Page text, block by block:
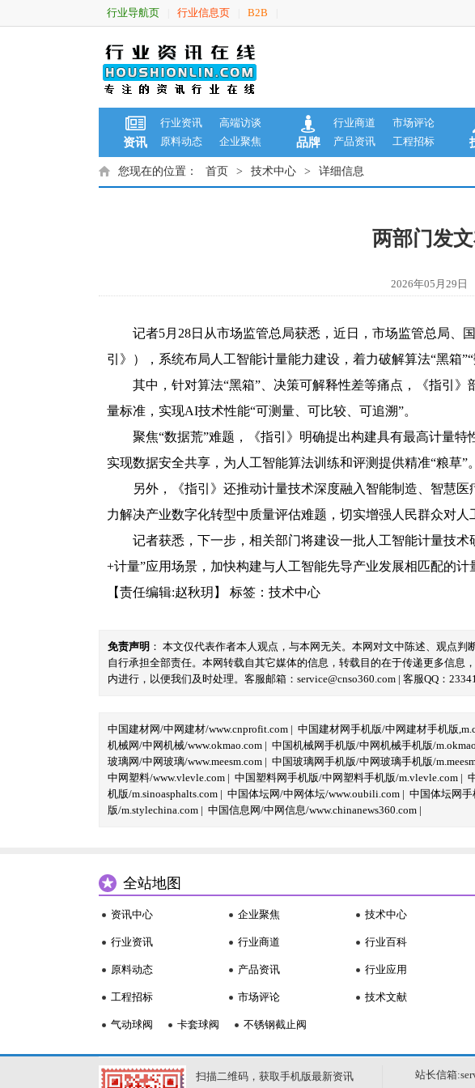
行业导航页 行业信息页 B2B
资讯
行业资讯
高端访谈
原料动态
企业聚焦 品牌
行业商道
市场评论
产品资讯
工程招标
您现在的位置： 首页 > 技术中心 > 详细信息
两部门发
2026年05月29
记者5月28日从市场监管总局获悉，近日，市场监管总局、
引》），系统布局人工智能计量能力建设，着力破解算法“黑箱
其中，针对算法“黑箱”、决策可解释性差等痛点，《指引
量标准，实现AI技术性能“可测量、可比较、可追溯”。
聚焦“数据荒”难题，《指引》明确提出构建具有最高计量
实现数据安全共享，为人工智能算法训练和评测提供精准“粮草”。
另外，《指引》还推动计量技术深度融入智能制造、智慧
力解决产业数字化转型中质量评估难题，切实增强人民群众对人
记者获悉，下一步，相关部门将建设一批人工智能计量技
+计量”应用场景，加快构建与人工智能先导产业发展相匹配的计
【责任编辑:赵秋玥】 标签： 技术中心
免责声明 ： 本文仅代表作者本人观点，与本网无关。本网对文中陈述、观点
自行承担全部责任。本网转载自其它媒体的信息，转载目的在于传递更多信
内进行，以便我们及时处理。客服邮箱：service@cnso360.com | 客服QQ：
中国建材网/中网建材/www.cnprofit.com | 中国建材网手机版/中网建材手机版
机械网/中网机械/www.okmao.com | 中国机械网手机版/中网机械手机版/
玻璃网/中网玻璃/www.meesm.com | 中国玻璃网手机版/中网玻璃手机版/
中网塑料/www.vlevle.com | 中国塑料网手机版/中网塑料手机版/m.vlevle.com |
机版/m.sinoasphalts.com | 中国体坛网/中网体坛/www.oubili.com | 中国体坛网
版/m.stylechina.com | 中国信息网/中网信息/www.chinanews360.com |
全站地图
资讯中心
行业资讯
原料动态
工程招标
企业聚焦
行业商道
产品资讯
市场评论
技术中心
行业百科
行业应用
技术文献
气动球阀 卡套球阀 不锈钢截止阀
扫描二维码，获取手机版最新资讯 站长信箱